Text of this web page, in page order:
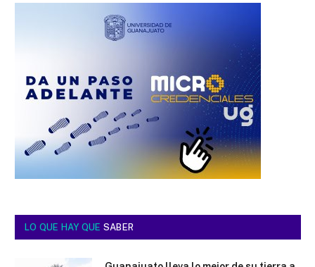
LO QUE HAY QUE SABER